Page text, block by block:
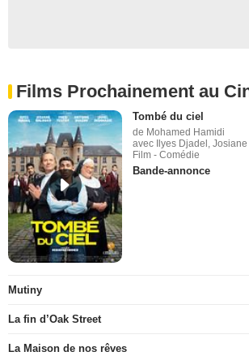
Films Prochainement au
Tombé du ciel
de Mohamed Hamidi
avec Ilyes Djadel,
Film - Comédie
Bande-annonce
Mutiny
La fin d’Oak Street
La Maison de nos rêves